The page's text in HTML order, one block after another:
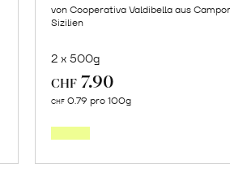
von Cooperativa Valdibella aus
Sizilien
2 x 500g
CHF 7.90
CHF 0.79 pro 100g